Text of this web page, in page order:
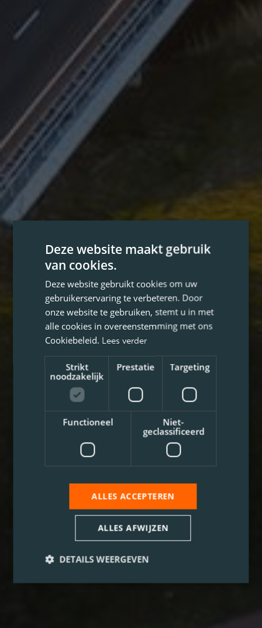
Deze website maakt gebruik
van cookies.
Deze website gebruikt cookies om uw
gebruikerservaring te verbeteren. Door
onze website te gebruiken, stemt u in met
alle cookies in overeenstemming met ons
Cookiebeleid. Lees verder
Strikt
noodzakelijk
Prestatie Targeting
Functioneel
Niet-
geclassificeerd
ALLES ACCEPTEREN
ALLES AFWIJZEN
DETAILS WEERGEVEN